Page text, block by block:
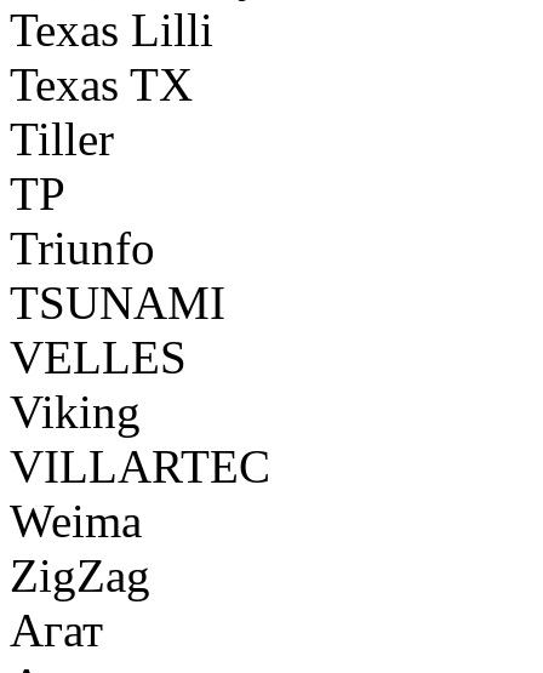
Texas Lilli
Texas TX
Tiller
TP
Triunfo
TSUNAMI
VELLES
Viking
VILLARTEC
Weima
ZigZag
Агат